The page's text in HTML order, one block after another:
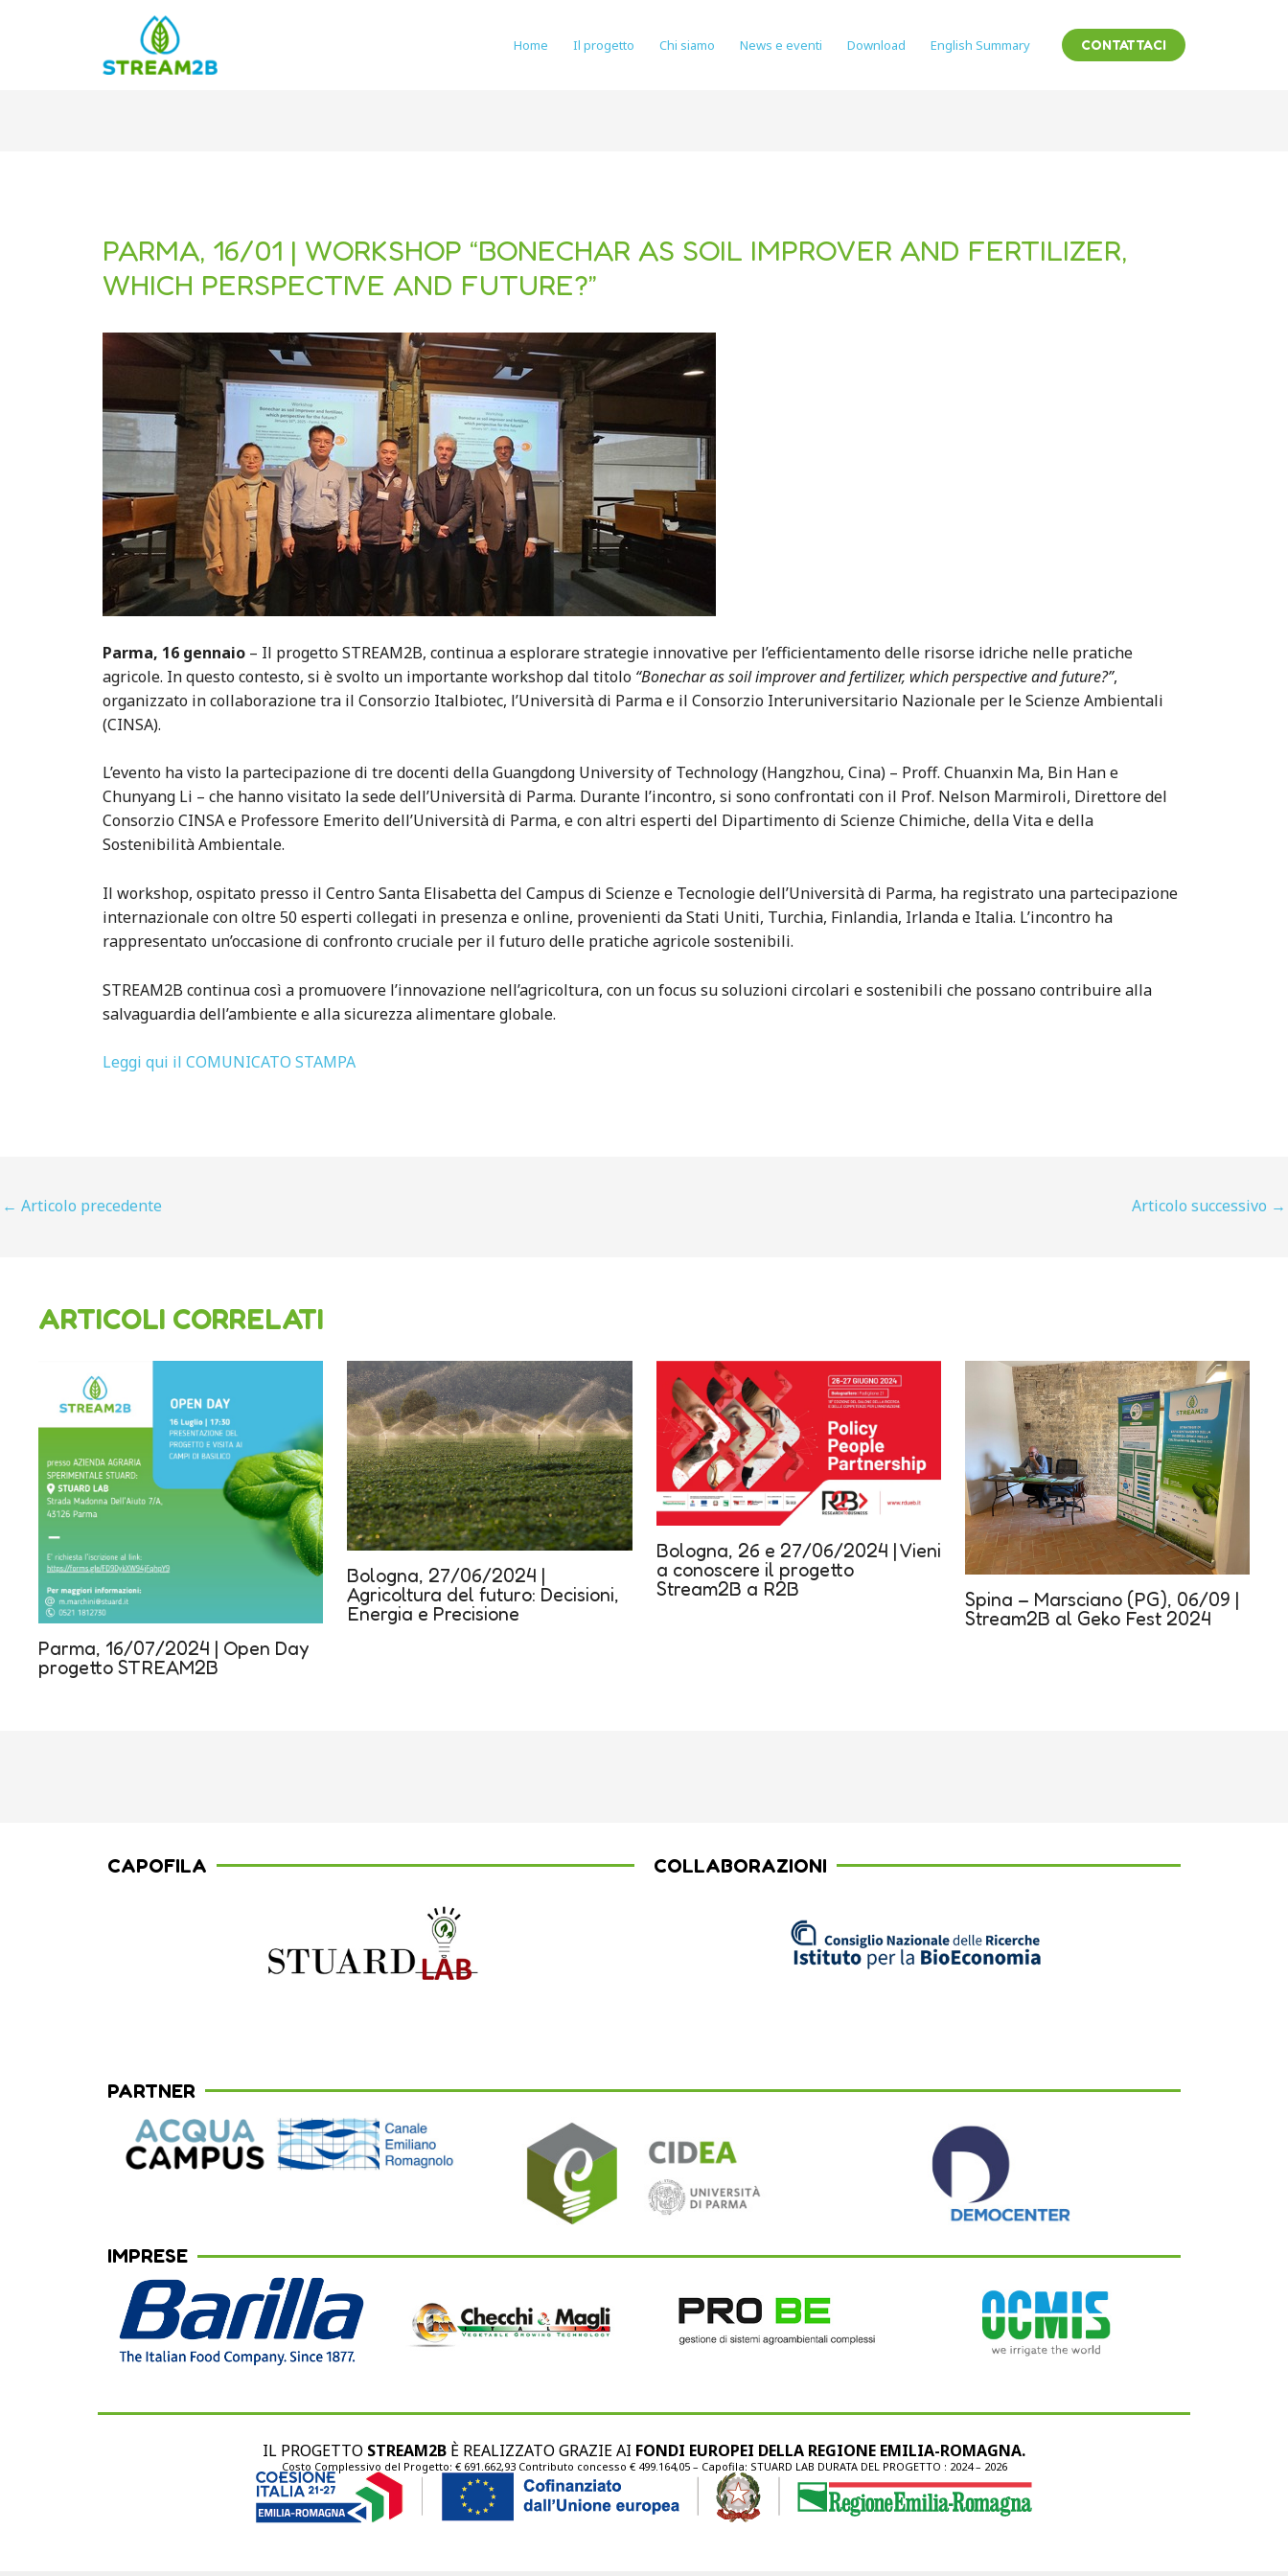
Home Il progetto Chi siamo News e eventi Download English Summary CONTATTACI
PARMA, 16/01 | WORKSHOP “BONECHAR AS SOIL IMPROVER AND FERTILIZER,
WHICH PERSPECTIVE AND FUTURE?”
Parma, 16 gennaio– Il progetto STREAM2B, continua a esplorare strategie innovative per l’efficientamento delle risorse idriche nelle pratiche
agricole. In questo contesto, si è svolto un importante workshop dal titolo “Bonechar as soil improver and fertilizer, which perspective and future?”,
organizzato in collaborazione tra il Consorzio Italbiotec, l’Università di Parma e il Consorzio Interuniversitario Nazionale per le Scienze Ambientali
(CINSA).
L’evento ha visto la partecipazione di tre docenti della Guangdong University of Technology (Hangzhou, Cina) – Proff. Chuanxin Ma, Bin Han e
Chunyang Li – che hanno visitato la sede dell’Università di Parma. Durante l’incontro, si sono confrontati con il Prof. Nelson Marmiroli, Direttore del
Consorzio CINSA e Professore Emerito dell’Università di Parma, e con altri esperti del Dipartimento di Scienze Chimiche, della Vita e della
Sostenibilità Ambientale.
Il workshop, ospitato presso il Centro Santa Elisabetta del Campus di Scienze e Tecnologie dell’Università di Parma, ha registrato una partecipazione
internazionale con oltre 50 esperti collegati in presenza e online, provenienti da Stati Uniti, Turchia, Finlandia, Irlanda e Italia. L’incontro ha
rappresentato un’occasione di confronto cruciale per il futuro delle pratiche agricole sostenibili.
STREAM2B continua così a promuovere l’innovazione nell’agricoltura, con un focus su soluzioni circolari e sostenibili che possano contribuire alla
salvaguardia dell’ambiente e alla sicurezza alimentare globale.
Leggi qui il COMUNICATO STAMPA
← Articolo precedente Articolo successivo →
ARTICOLI CORRELATI
Parma, 16/07/2024 | Open Day
progetto STREAM2B
Bologna, 27/06/2024 |
Agricoltura del futuro: Decisioni,
Energia e Precisione
Bologna, 26 e 27/06/2024 | Vieni
a conoscere il progetto
Stream2B a R2B
Spina – Marsciano (PG), 06/09 |
Stream2B al Geko Fest 2024
CAPOFILA COLLABORAZIONI
PARTNER
IMPRESE
IL PROGETTO STREAM2B È REALIZZATO GRAZIE AI FONDI EUROPEI DELLA REGIONE EMILIA-ROMAGNA.
Costo Complessivo del Progetto: € 691.662,93 Contributo concesso € 499.164,05 – Capofila: STUARD LAB DURATA DEL PROGETTO : 2024 – 2026